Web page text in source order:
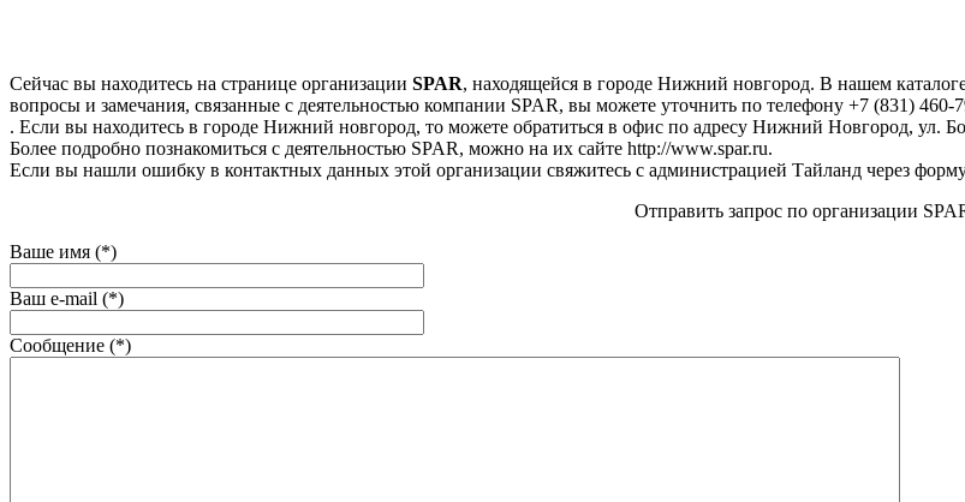
Сейчас вы находитесь на странице организации SPAR, находящейся в городе Нижний новгород. В нашем
вопросы и замечания, связанные с деятельностью компании SPAR, вы можете уточнить по телефону +7 (831) 460-
. Если вы находитесь в городе Нижний новгород, то можете обратиться в офис по адресу Нижний Новгород, ул.
Более подробно познакомиться с деятельностью SPAR, можно на их сайте http://www.spar.ru.
Если вы нашли ошибку в контактных данных этой организации свяжитесь с администрацией Тайланд через
Отправить запрос по организации
Ваше имя (*)
Ваш e-mail (*)
Сообщение (*)